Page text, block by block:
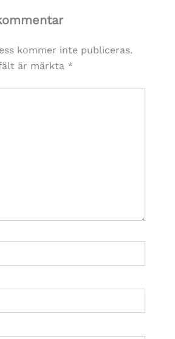
kommer inte publiceras.
är märkta *